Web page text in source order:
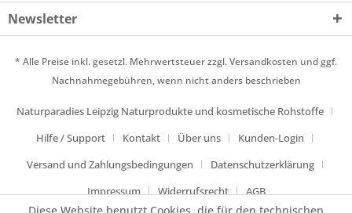
Newsletter
* Alle Preise inkl. gesetzl. Mehrwertsteuer zzgl.Versandkosten und ggf.
Nachnahmegebühren, wenn nicht anders beschrieben
Naturparadies Leipzig Naturprodukte und kosmetische Rohstoffe
Hilfe / Support
Kontakt Über uns
Kunden-Login
Versand und Zahlungsbedingungen
Datenschutzerklärung
Impressum
Widerrufsrecht AGB